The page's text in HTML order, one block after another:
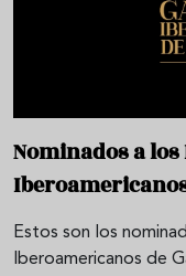
Nominados a
Estos son los
Iberoamericanos de